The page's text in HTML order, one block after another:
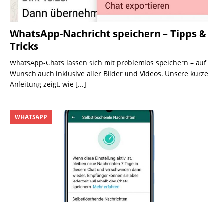
WhatsApp-Nachricht speichern – Tipps &
Tricks
WhatsApp-Chats lassen sich mit problemlos speichern – auf
Wunsch auch inklusive aller Bilder und Videos. Unsere kurze
Anleitung zeigt, wie [...]
WHATSAPP